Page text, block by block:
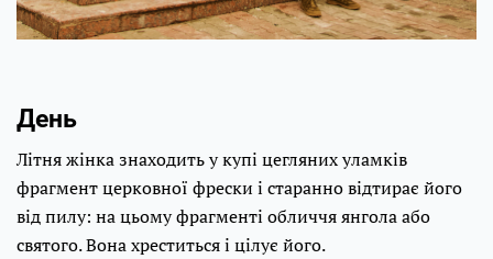
День
Літня жінка знаходить у купі цегляних уламків
фрагмент церковної фрески і старанно відтирає його
від пилу: на цьому фрагменті обличчя янгола або
святого. Вона хреститься і цілує його.